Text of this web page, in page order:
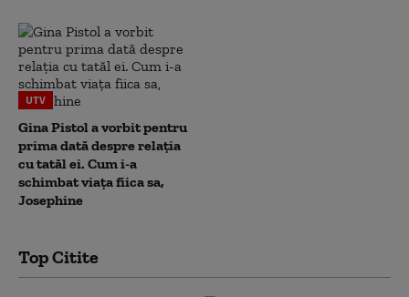
UTV
Gina Pistol a vorbit pentru
prima dată despre relația
cu tatăl ei. Cum i-a
schimbat viața fiica sa,
Josephine
Top Citite